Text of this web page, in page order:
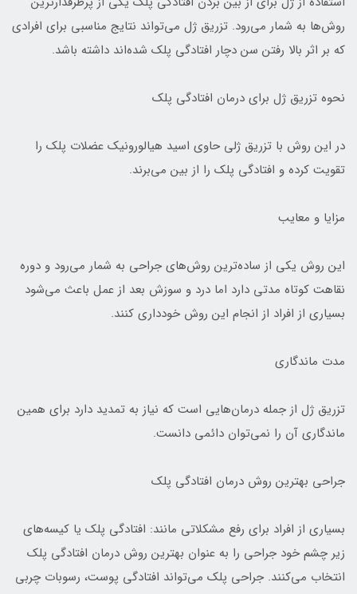
روش‌ها به شمار می‌رود. تزریق ژل می‌تواند نتایج مناسبی برای افرادی
که بر اثر بالا رفتن سن دچار افتادگی پلک شده‌اند داشته باشد.
نحوه تزریق ژل برای درمان افتادگی پلک
در این روش با تزریق ژلی حاوی اسید هیالورونیک عضلات پلک را
تقویت کرده و افتادگی پلک را از بین می‌برند.
مزایا و معایب
این روش یکی از ساده‌ترین روش‌های جراحی به شمار می‌رود و دوره
نقاهت کوتاه مدتی دارد اما درد و سوزش بعد از عمل باعث می‌شود
بسیاری از افراد از انجام این روش خودداری کنند.
مدت ماندگاری
تزریق ژل از جمله درمان‌هایی است که نیاز به تمدید دارد برای همین
ماندگاری آن را نمی‌توان دائمی دانست.
جراحی بهترین روش درمان افتادگی پلک
بسیاری از افراد برای رفع مشکلاتی مانند: افتادگی پلک یا کیسه‌های
زیر چشم خود جراحی را به عنوان بهترین روش درمان افتادگی پلک
انتخاب می‌کنند. جراحی پلک می‌تواند افتادگی پوست، رسوبات چربی